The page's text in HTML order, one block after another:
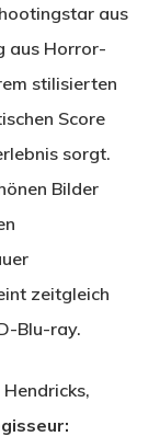
aus
aus Horror-
stilisierten
Score
sorgt.
Bilder
zeitgleich
Blu-ray.